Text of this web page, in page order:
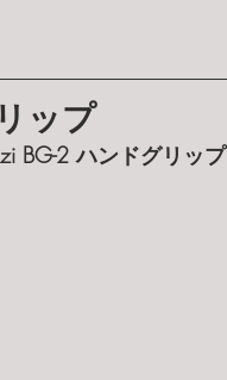
ップ
BG-2 ハンドグリップ